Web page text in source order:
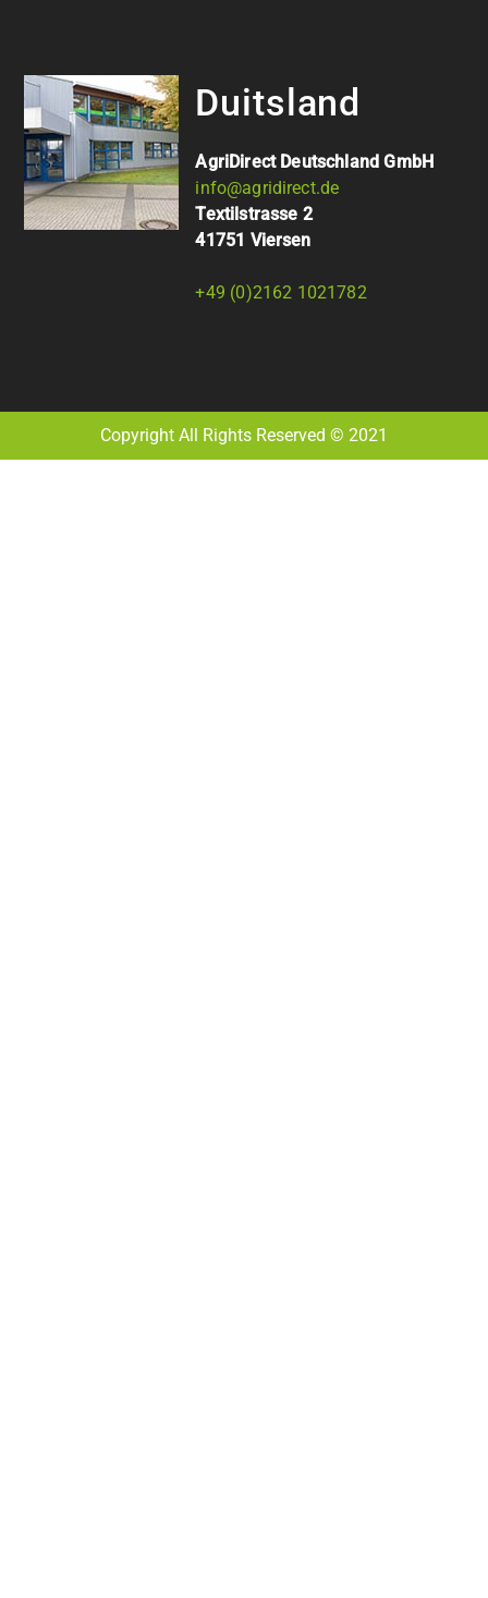
Duitsland
AgriDirect Deutschland GmbH
info@agridirect.de
Textilstrasse 2
41751 Viersen
+49 (0)2162 1021782
Copyright All Rights Reserved © 2021